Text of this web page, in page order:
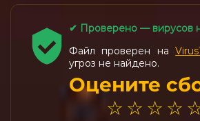
✔ Проверено — вирусов
Файл проверен на
угроз не найдено.
Оцените
☆ ☆ ☆ ☆